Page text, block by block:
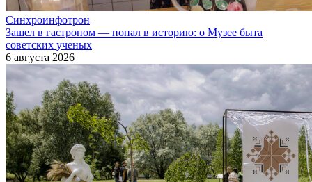
Синхроинфотрон
Зашел в гастроном — попал в историю: о Музее быта
советских ученых
6 августа 2026